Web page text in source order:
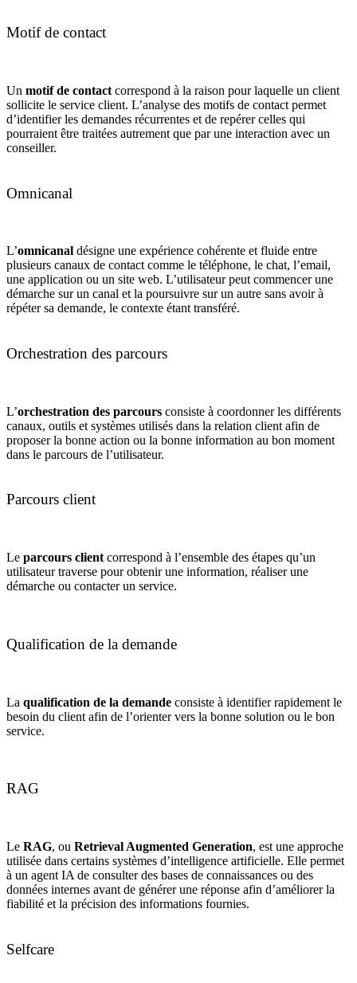
Motif de contact
Un motif de contact correspond à la raison pour laquelle un client
sollicite le service client. L’analyse des motifs de contact permet
d’identifier les demandes récurrentes et de repérer celles qui
pourraient être traitées autrement que par une interaction avec un
conseiller.
Omnicanal
L’omnicanal désigne une expérience cohérente et fluide entre
plusieurs canaux de contact comme le téléphone, le chat, l’email,
une application ou un site web. L’utilisateur peut commencer une
démarche sur un canal et la poursuivre sur un autre sans avoir à
répéter sa demande, le contexte étant transféré.
Orchestration des parcours
L’orchestration des parcours consiste à coordonner les différents
canaux, outils et systèmes utilisés dans la relation client afin de
proposer la bonne action ou la bonne information au bon moment
dans le parcours de l’utilisateur.
Parcours client
Le parcours client correspond à l’ensemble des étapes qu’un
utilisateur traverse pour obtenir une information, réaliser une
démarche ou contacter un service.
Qualification de la demande
La qualification de la demande consiste à identifier rapidement le
besoin du client afin de l’orienter vers la bonne solution ou le bon
service.
RAG
Le RAG, ou Retrieval Augmented Generation, est une approche
utilisée dans certains systèmes d’intelligence artificielle. Elle permet
à un agent IA de consulter des bases de connaissances ou des
données internes avant de générer une réponse afin d’améliorer la
fiabilité et la précision des informations fournies.
Selfcare